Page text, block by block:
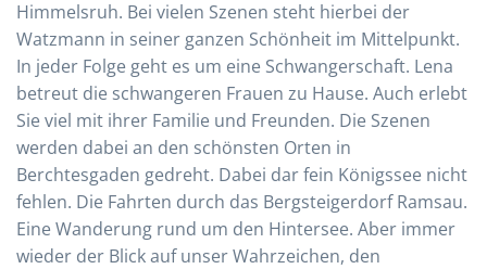
Himmelsruh. Bei vielen Szenen steht hierbei der
Watzmann in seiner ganzen Schönheit im Mittelpunkt.
In jeder Folge geht es um eine Schwangerschaft. Lena
betreut die schwangeren Frauen zu Hause. Auch erlebt
Sie viel mit ihrer Familie und Freunden. Die Szenen
werden dabei an den schönsten Orten in
Berchtesgaden gedreht. Dabei dar fein Königssee nicht
fehlen. Die Fahrten durch das Bergsteigerdorf Ramsau.
Eine Wanderung rund um den Hintersee. Aber immer
wieder der Blick auf unser Wahrzeichen, den